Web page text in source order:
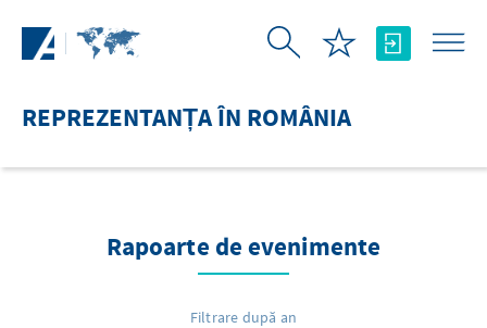
REPREZENTANȚA ÎN ROMÂNIA
Rapoarte de evenimente
Filtrare după an